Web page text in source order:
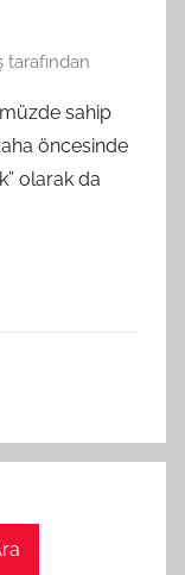
tarafından
sahip
öncesinde
olarak da